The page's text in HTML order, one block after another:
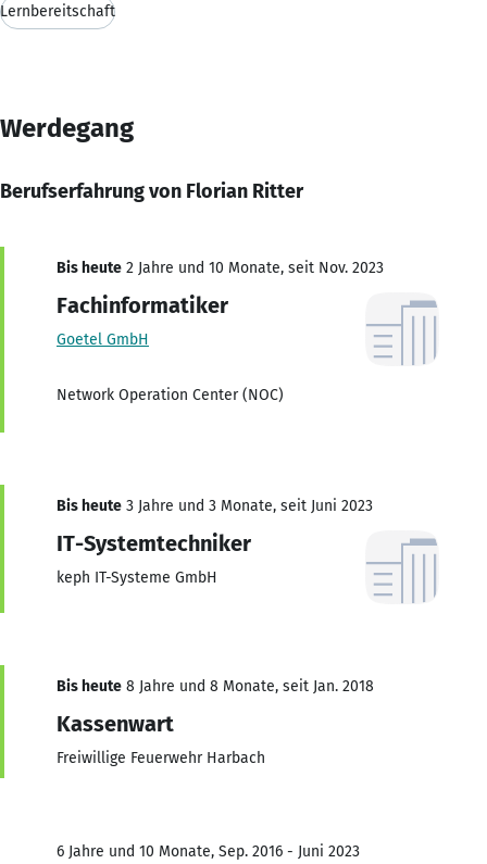
Lernbereitschaft
Werdegang
Berufserfahrung von Florian Ritter
Bis heute 2 Jahre und 10 Monate, seit Nov. 2023
Fachinformatiker
Goetel GmbH
Network Operation Center (NOC)
Bis heute 3 Jahre und 3 Monate, seit Juni 2023
IT-Systemtechniker
keph IT-Systeme GmbH
Bis heute 8 Jahre und 8 Monate, seit Jan. 2018
Kassenwart
Freiwillige Feuerwehr Harbach
6 Jahre und 10 Monate, Sep. 2016 - Juni 2023